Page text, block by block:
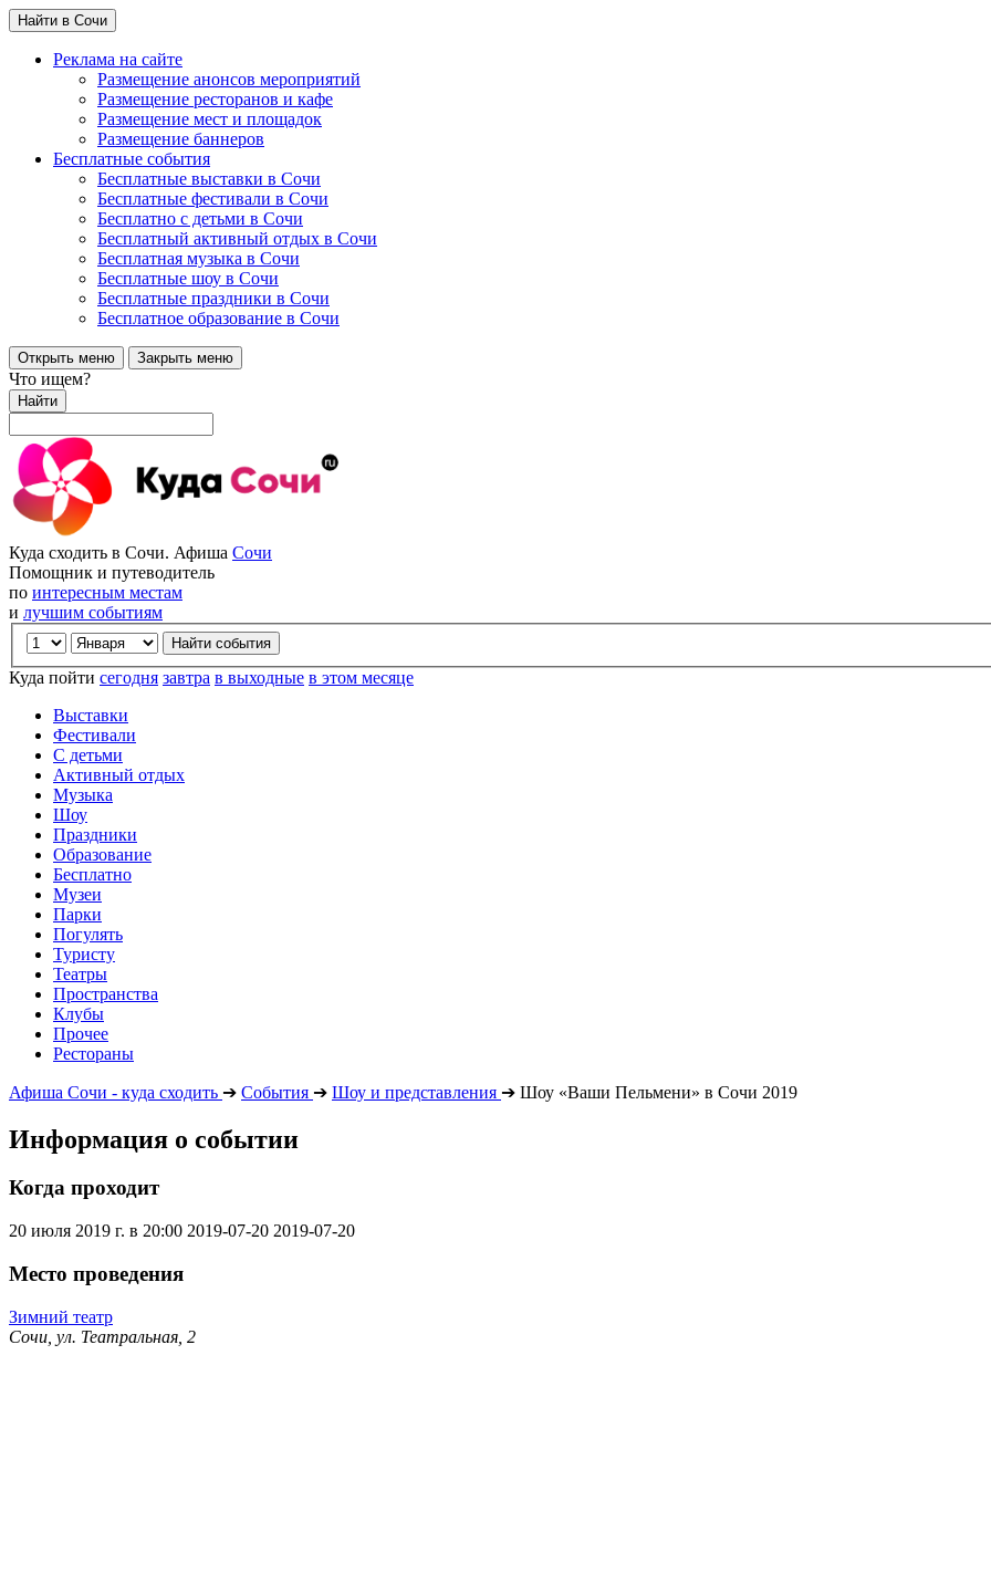
Найти в Сочи
Реклама на сайте
Размещение анонсов мероприятий
Размещение ресторанов и кафе
Размещение мест и площадок
Размещение баннеров
Бесплатные события
Бесплатные выставки в Сочи
Бесплатные фестивали в Сочи
Бесплатно с детьми в Сочи
Бесплатный активный отдых в Сочи
Бесплатная музыка в Сочи
Бесплатные шоу в Сочи
Бесплатные праздники в Сочи
Бесплатное образование в Сочи
Открыть меню Закрыть меню
Что ищем?
Найти
Куда сходить в Сочи. Афиша Сочи
Помощник и путеводитель
по интересным местам
и лучшим событиям
Куда пойти сегодня завтра в выходные в этом месяце
Выставки
Фестивали
С детьми
Активный отдых
Музыка
Шоу
Праздники
Образование
Бесплатно
Музеи
Парки
Погулять
Туристу
Театры
Пространства
Клубы
Прочее
Рестораны
Афиша Сочи - куда сходить ➔ События ➔ Шоу и представления ➔ Шоу «Ваши Пельмени» в Сочи 2019
Информация о событии
Когда проходит
20 июля 2019 г. в 20:00 2019-07-20 2019-07-20
Место проведения
Зимний театр
Сочи, ул. Театральная, 2